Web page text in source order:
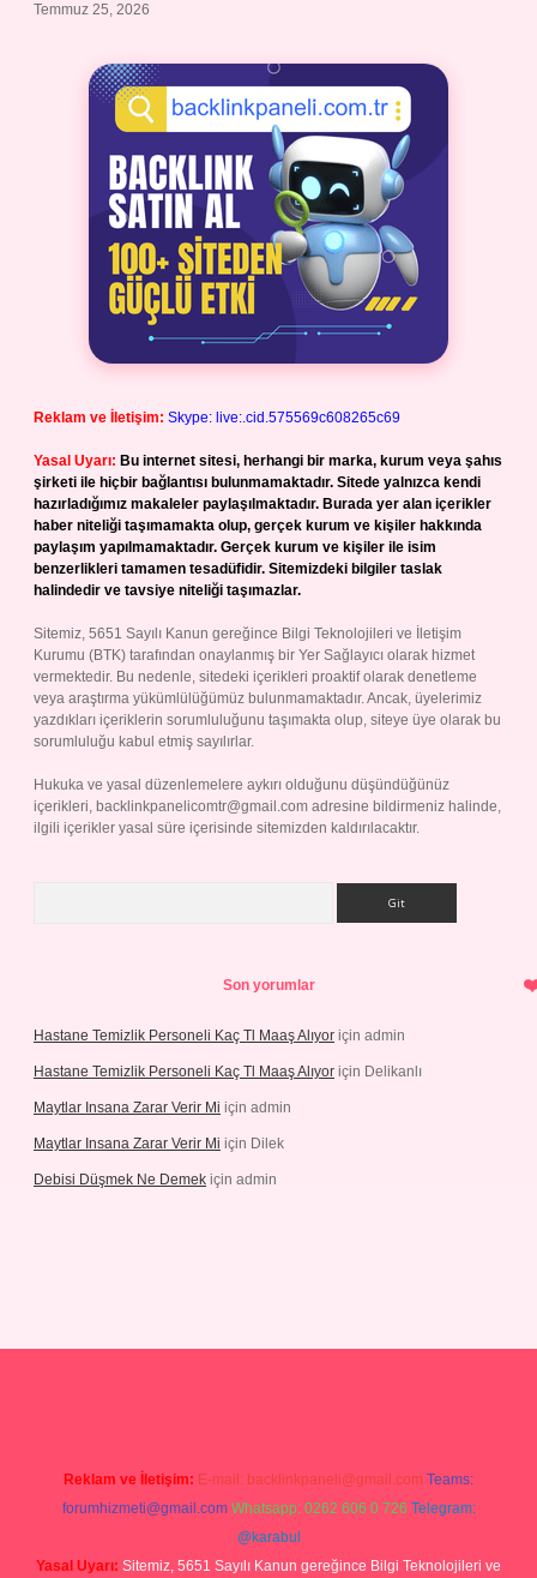
Temmuz 25, 2026
Reklam ve İletişim: Skype: live:.cid.575569c608265c69
Yasal Uyarı: Bu internet sitesi, herhangi bir marka, kurum veya şahıs
şirketi ile hiçbir bağlantısı bulunmamaktadır. Sitede yalnızca kendi
hazırladığımız makaleler paylaşılmaktadır. Burada yer alan içerikler
haber niteliği taşımamakta olup, gerçek kurum ve kişiler hakkında
paylaşım yapılmamaktadır. Gerçek kurum ve kişiler ile isim
benzerlikleri tamamen tesadüfidir. Sitemizdeki bilgiler taslak
halindedir ve tavsiye niteliği taşımazlar.
Sitemiz, 5651 Sayılı Kanun gereğince Bilgi Teknolojileri ve İletişim
Kurumu (BTK) tarafından onaylanmış bir Yer Sağlayıcı olarak hizmet
vermektedir. Bu nedenle, sitedeki içerikleri proaktif olarak denetleme
veya araştırma yükümlülüğümüz bulunmamaktadır. Ancak, üyelerimiz
yazdıkları içeriklerin sorumluluğunu taşımakta olup, siteye üye olarak bu
sorumluluğu kabul etmiş sayılırlar.
Hukuka ve yasal düzenlemelere aykırı olduğunu düşündüğünüz
içerikleri, backlinkpanelicomtr@gmail.com adresine bildirmeniz halinde,
ilgili içerikler yasal süre içerisinde sitemizden kaldırılacaktır.
Son yorumlar
Hastane Temizlik Personeli Kaç Tl Maaş Alıyor için admin
Hastane Temizlik Personeli Kaç Tl Maaş Alıyor için Delikanlı
Maytlar Insana Zarar Verir Mi için admin
Maytlar Insana Zarar Verir Mi için Dilek
Debisi Düşmek Ne Demek için admin
Reklam ve İletişim: E-mail: backlinkpaneli@gmail.com Teams:
forumhizmeti@gmail.com Whatsapp: 0262 606 0 726 Telegram:
@karabul
Yasal Uyarı: Sitemiz, 5651 Sayılı Kanun gereğince Bilgi Teknolojileri ve